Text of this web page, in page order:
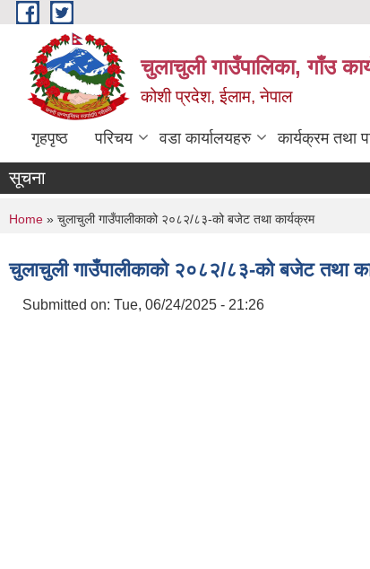
Skip to main content
चुलाचुली गाउँपालिका, गाँउ
कोशी प्रदेश, ईलाम, नेपाल
गृहपृष्ठ परिचय वडा कार्यालयहरु कार्यक्रम तथा
सूचना
You are here
Home » चुलाचुली गाउँपालीकाको २०८२/८३-को बजेट तथा कार्यक्रम
चुलाचुली गाउँपालीकाको २०८२/८३-को बजेट तथा
Submitted on: Tue, 06/24/2025 - 21:26